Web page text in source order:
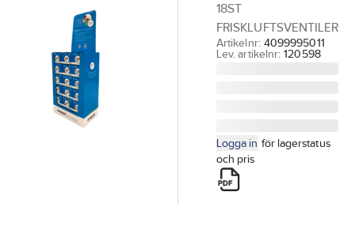
18ST
FRISKLUFTSVENTILER
Artikelnr: 4099995011
Lev. artikelnr: 120598
Logga in för lagerstatus
och pris